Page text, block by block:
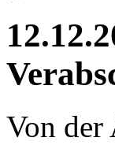
Von der